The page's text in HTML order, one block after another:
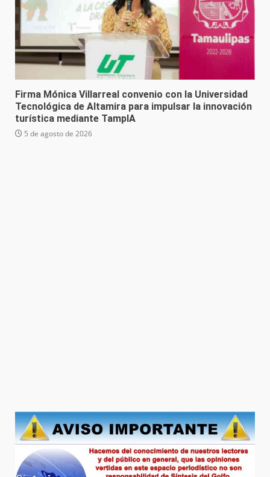
Firma Mónica Villarreal convenio con la Universidad
Tecnológica de Altamira para impulsar la innovación
turística mediante TampIA
5 de agosto de 2026